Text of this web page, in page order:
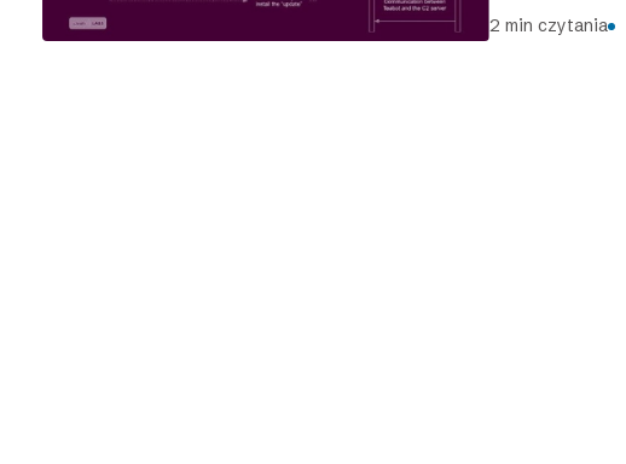
2 min czytania